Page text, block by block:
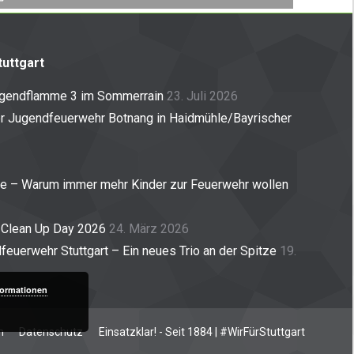
3 im Sommerrain 23. Juli 2026
Jugendfeuerwehr Botnang in Haidmühle/Bayrischer
– Warum immer mehr Kinder zur Feuerwehr wollen
Up Day 2026 24. März 2026
Stuttgart – Ein neues Trio an der Spitze 19.
Datenschutz Einsatzklar! - Seit 1884 | #WirFürStuttgart